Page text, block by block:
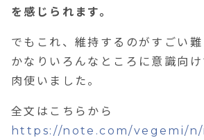
を感じられます。
でもこれ、維持するのがすごい難
かなりいろんなところに意識向
肉使いました。
全文はこちらから
https://note.com/vegemi/n/